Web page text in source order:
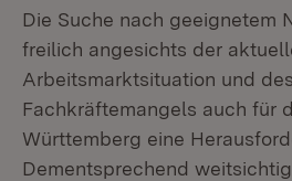
Die Suche nach geeignetem
freilich angesichts der
Arbeitsmarktsituation und
Fachkräftemangels auch für
Württemberg eine
Dementsprechend